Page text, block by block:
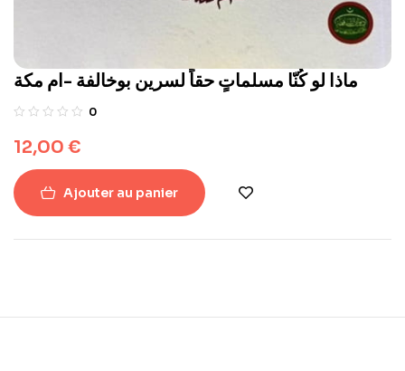
ماذا لو كُنّا مسلماتٍ حقاً لسرين بوخالفة -ام مكة
0
12,00 €
Ajouter au panier